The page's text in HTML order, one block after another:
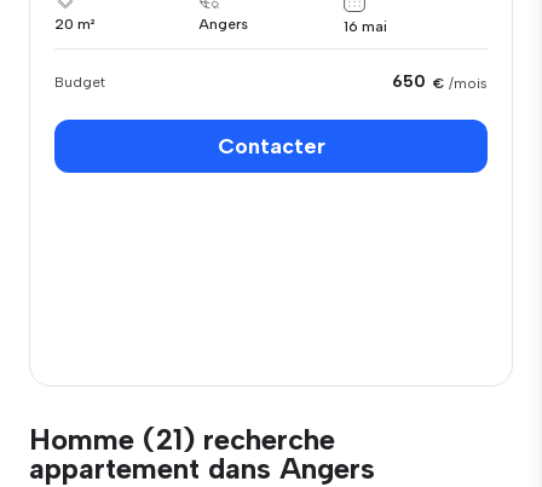
20 m² Angers 16 mai
Budget 650 € /mois
Contacter
Homme (21) recherche
appartement dans Angers